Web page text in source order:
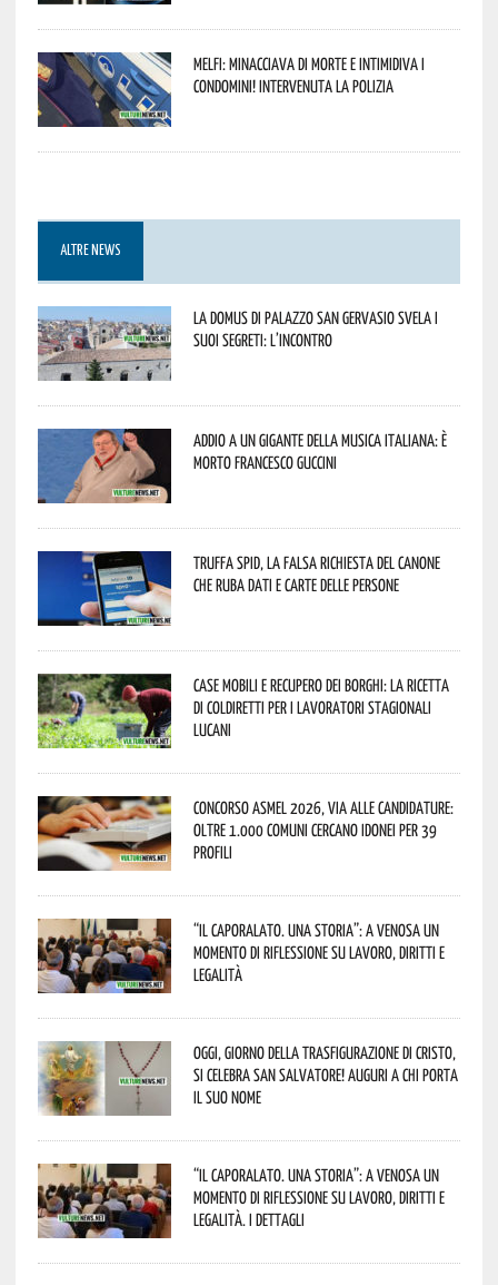
Melfi: minacciava di morte e intimidiva i
condomini! Intervenuta la Polizia
ALTRE NEWS
La Domus di Palazzo San Gervasio svela i
suoi segreti: l’incontro
Addio a un gigante della musica italiana: è
morto Francesco Guccini
Truffa Spid, la falsa richiesta del canone
che ruba dati e carte delle persone
Case mobili e recupero dei borghi: la ricetta
di Coldiretti per i lavoratori stagionali
lucani
Concorso Asmel 2026, via alle candidature:
oltre 1.000 Comuni cercano idonei per 39
profili
“Il caporalato. Una storia”: a Venosa un
momento di riflessione su lavoro, diritti e
legalità
Oggi, giorno della Trasfigurazione di Cristo,
si celebra San Salvatore! Auguri a chi porta
il suo nome
“Il caporalato. Una storia”: a Venosa un
momento di riflessione su lavoro, diritti e
legalità. I dettagli